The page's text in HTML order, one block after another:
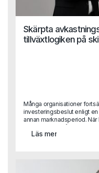
Skärpta
tillväxtlogiken på
Många organisationer
investeringsbeslut enligt
annan marknadsperiod.
konkurrensen hårdnar blir
inte längre leder till
Läs mer